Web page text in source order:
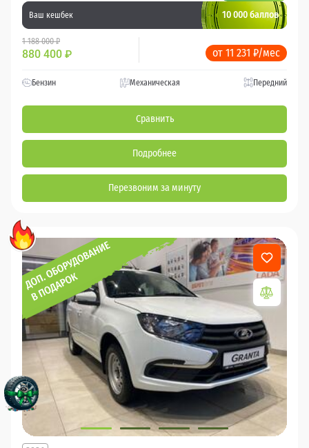
Ваш кешбек 10 000 баллов
1 188 000 ₽
880 400 ₽ от 11 231 ₽/мес
Бензин Механическая Передний
Сравнить
Подробнее
Перезвоним за минуту